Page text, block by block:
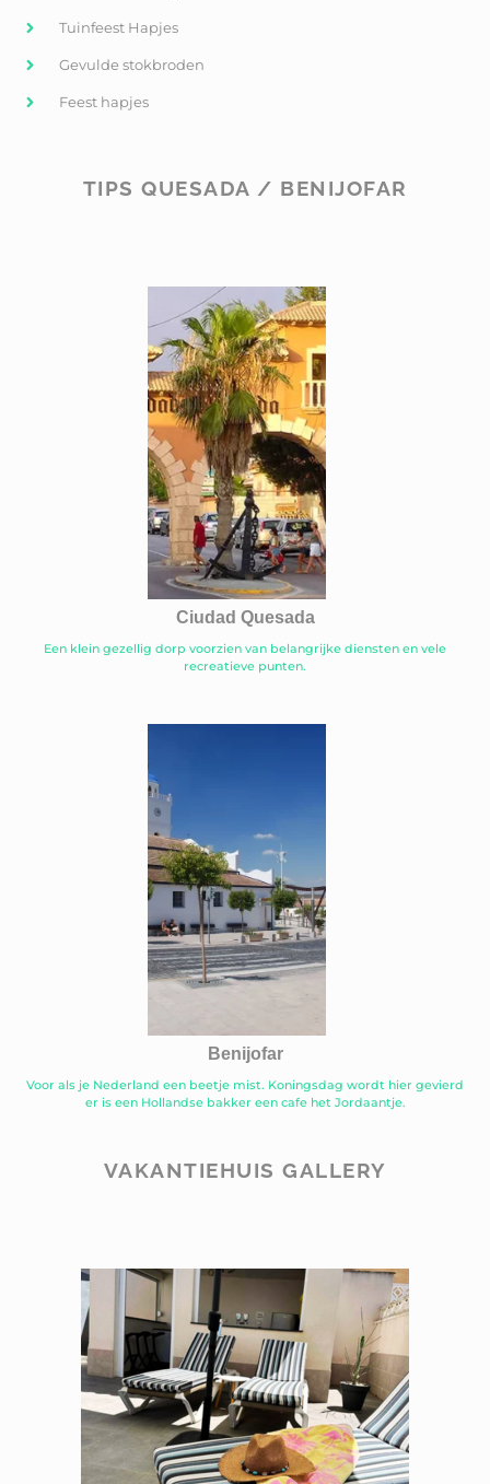
Tuinfeest Hapjes
Gevulde stokbroden
Feest hapjes
TIPS QUESADA / BENIJOFAR
Ciudad Quesada
Een klein gezellig dorp voorzien van belangrijke diensten en vele
recreatieve punten.
Benijofar
Voor als je Nederland een beetje mist. Koningsdag wordt hier gevierd
er is een Hollandse bakker een cafe het Jordaantje.
VAKANTIEHUIS GALLERY